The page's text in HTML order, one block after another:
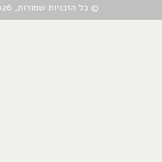
© כל הזכויות שמורות, 2004-2026, אורן שץ